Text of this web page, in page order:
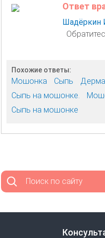
Ответ
Шадёркин
Похожие ответы:
Мошонка Сыпь
Сыпь на мошонке.
Сыпь на мошонке
Поиск по сайту